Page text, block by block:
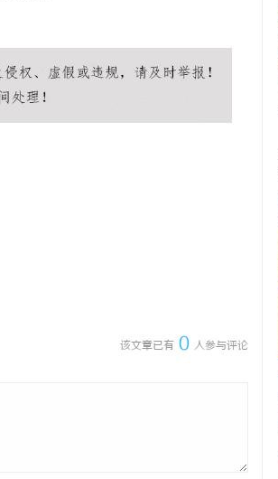
该文章已有 0 人参与评论
全面解析电棍购买网站选择及使用指南，保障